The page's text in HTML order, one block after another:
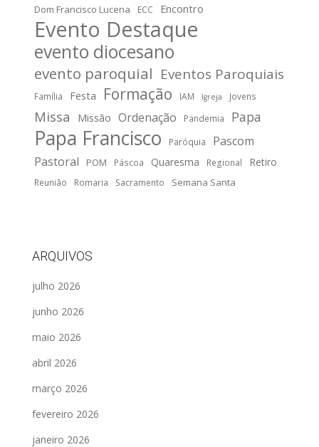
Dom Francisco Lucena
ECC Encontro
Evento Destaque
evento diocesano
evento paroquial Eventos Paroquiais
Família Festa Formação IAM Igreja Jovens
Missa Missão Ordenação Pandemia Papa
Papa Francisco Paróquia
Pascom
Pastoral
POM Páscoa Quaresma Regional Retiro
Reunião Romaria Sacramento Semana Santa
ARQUIVOS
julho 2026
junho 2026
maio 2026
abril 2026
março 2026
fevereiro 2026
janeiro 2026